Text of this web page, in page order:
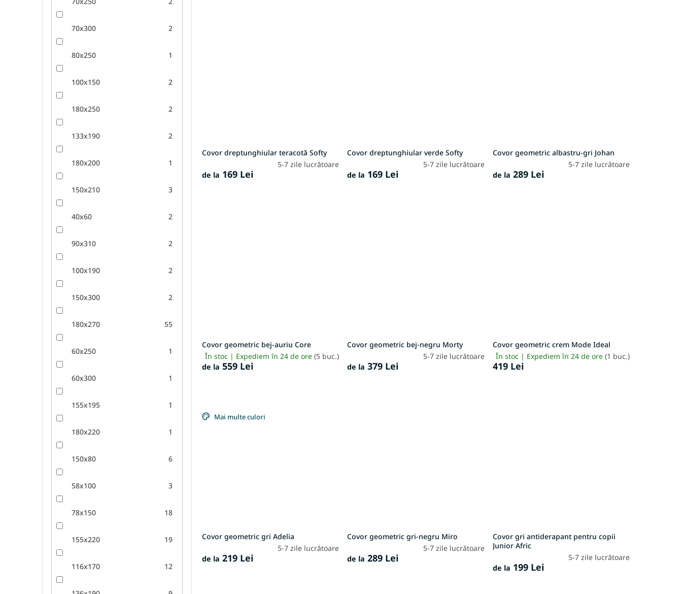
70x300 2
80x250 1
100x150 2
180x250 2
133x190 2
180x200 1
150x210 3
40x60 2
90x310 2
100x190 2
150x300 2
180x270 55
60x250 1
60x300 1
155x195 1
180x220 1
150x80 6
58x100 3
78x150 18
155x220 19
116x170 12
Covor dreptunghiular teracotă Softy
5-7 zile lucrătoare
de la 169 Lei
Covor dreptunghiular verde Softy
5-7 zile lucrătoare
de la 169 Lei
Covor geometric albastru-gri Johan
5-7 zile lucrătoare
de la 289 Lei
Covor geometric bej-auriu Core
În stoc | Expediem în 24 de ore(5 buc.)
de la 559 Lei
Covor geometric bej-negru Morty
5-7 zile lucrătoare
de la 379 Lei
Covor geometric crem Mode Ideal
În stoc | Expediem în 24 de ore (1 buc.)
419 Lei
Mai multe culori
Covor geometric gri Adelia
5-7 zile lucrătoare
de la 219 Lei
Covor geometric gri-negru Miro
5-7 zile lucrătoare
de la 289 Lei
Covor gri antiderapant pentru copii
Junior Afric
5-7 zile lucrătoare
de la 199 Lei